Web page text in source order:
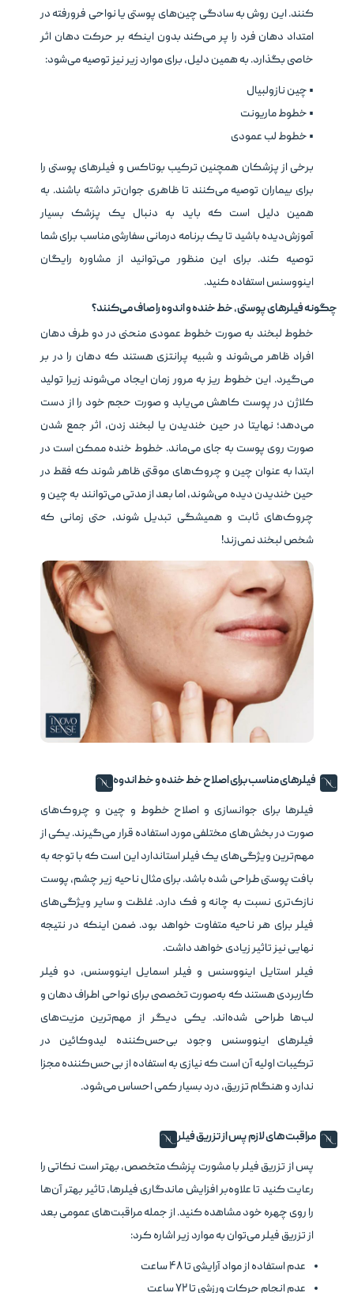
کنند. این روش به سادگی چین‌های پوستی یا نواحی فرورفته در
امتداد دهان فرد را پر می‌کند بدون اینکه بر حرکت دهان اثر
خاصی بگذارد. به همین دلیل، برای موارد زیر نیز توصیه می‌شود:
• چین نازولبیال
• خطوط ماریونت
• خطوط لب عمودی
برخی از پزشکان همچنین ترکیب بوتاکس و فیلرهای پوستی را
برای بیماران توصیه می‌کنند تا ظاهری جوان‌تر داشته باشند. به
همین دلیل است که باید به دنبال یک پزشک بسیار
آموزش‌دیده باشید تا یک برنامه درمانی سفارشی مناسب برای شما
توصیه کند. برای این منظور می‌توانید از مشاوره رایگان
اینووسنس استفاده کنید.
چگونه فیلرهای پوستی، خط خنده و اندوه را صاف می‌کنند؟
خطوط لبخند به صورت خطوط عمودی منحنی در دو طرف دهان
افراد ظاهر می‌شوند و شبیه پرانتزی هستند که دهان را در بر
می‌گیرد. این خطوط ریز به مرور زمان ایجاد می‌شوند زیرا تولید
کلاژن در پوست کاهش می‌یابد و صورت حجم خود را از دست
می‌دهد؛ نهایتا در حین خندیدن یا لبخند زدن، اثر جمع شدن
صورت روی پوست به جای می‌ماند. خطوط خنده ممکن است در
ابتدا به عنوان چین و چروک‌های موقتی ظاهر شوند که فقط در
حین خندیدن دیده می‌شوند، اما بعد از مدتی می‌توانند به چین و
چروک‌های ثابت و همیشگی تبدیل شوند، حتی زمانی که
شخص لبخند نمی‌زند!
فیلرهای مناسب برای اصلاح خط خنده و خط اندوه
فیلرها برای جوانسازی و اصلاح خطوط و چین و چروک‌های
صورت در بخش‌های مختلفی مورد استفاده قرار می‌گیرند. یکی از
مهم‌ترین ویژگی‌های یک فیلر استاندارد این است که با توجه به
بافت پوستی طراحی شده باشد. برای مثال ناحیه زیر چشم، پوست
نازک‌تری نسبت به چانه و فک دارد. غلظت و سایر ویژگی‌های
فیلر برای هر ناحیه متفاوت خواهد بود. ضمن اینکه در نتیجه
نهایی نیز تاثیر زیادی خواهد داشت.
فیلر استایل اینووسنس و فیلر اسمایل اینووسنس، دو فیلر
کاربردی هستند که به‌صورت تخصصی برای نواحی اطراف دهان و
لب‌ها طراحی شده‌اند. یکی دیگر از مهم‌ترین مزیت‌های
فیلرهای اینووسنس وجود بی‌حس‌کننده لیدوکائین در
ترکیبات اولیه آن است که نیازی به استفاده از بی‌حس‌کننده مجزا
ندارد و هنگام تزریق، درد بسیار کمی احساس می‌شود.
مراقبت‌های لازم پس از تزریق فیلر
پس از تزریق فیلر با مشورت پزشک متخصص، بهتر است نکاتی را
رعایت کنید تا علاوه‌بر افزایش ماندگاری فیلرها، تاثیر بهتر آن‌ها
را روی چهره خود مشاهده کنید. از جمله مراقبت‌های عمومی بعد
از تزریق فیلر می‌توان به موارد زیر اشاره کرد:
عدم استفاده از مواد آرایشی تا ۴۸ ساعت
عدم انجام حرکات ورزشی تا ۷۲ ساعت